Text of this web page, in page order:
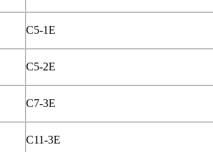
C5-1E
C5-2E
C7-3E
C11-3E